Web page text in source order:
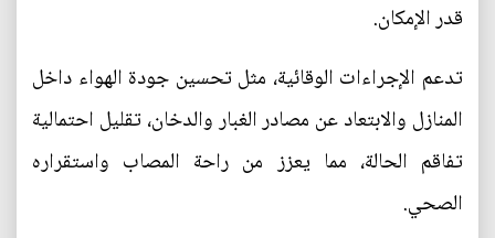
قدر الإمكان.
تدعم الإجراءات الوقائية، مثل تحسين جودة الهواء داخل
المنازل والابتعاد عن مصادر الغبار والدخان، تقليل احتمالية
تفاقم الحالة، مما يعزز من راحة المصاب واستقراره
الصحي.